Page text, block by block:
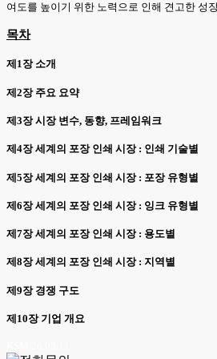
여도를 높이기 위한 노력으로 인해 견고한 성
목차
제1장 소개
제2장 주요 요약
제3장 시장 변수, 동향, 프레임워크
제4장 세계의 포장 인쇄 시장 : 인쇄 기술별
제5장 세계의 포장 인쇄 시장 : 포장 유형별
제6장 세계의 포장 인쇄 시장 : 잉크 유형별
제7장 세계의 포장 인쇄 시장 : 용도별
제8장 세계의 포장 인쇄 시장 : 지역별
제9장 경쟁 구도
제10장 기업 개요